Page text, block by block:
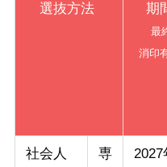
選抜方法
期
最
消印
社会人
専
2027